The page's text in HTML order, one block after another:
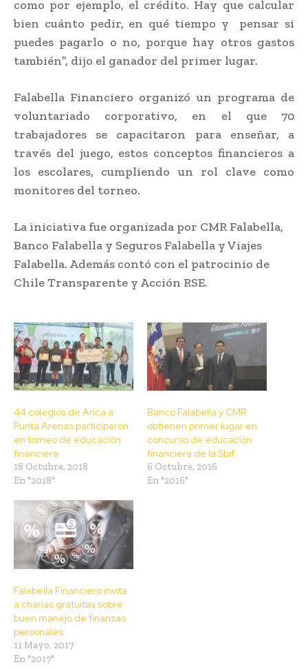
como por ejemplo, el crédito. Hay que calcular
bien cuánto pedir, en qué tiempo y pensar si
puedes pagarlo o no, porque hay otros gastos
también”, dijo el ganador del primer lugar.
Falabella Financiero organizó un programa de
voluntariado corporativo, en el que 70
trabajadores se capacitaron para enseñar, a
través del juego, estos conceptos financieros a
los escolares, cumpliendo un rol clave como
monitores del torneo.
La iniciativa fue organizada por CMR Falabella,
Banco Falabella y Seguros Falabella y Viajes
Falabella. Además contó con el patrocinio de
Chile Transparente y Acción RSE.
44 colegios de Arica a
Punta Arenas participaron
en torneo de educación
financiera
18 Octubre, 2018
En "2018"
Banco Falabella y CMR
obtienen primer lugar en
concurso de educación
financiera de la Sbif
6 Octubre, 2016
En "2016"
Falabella Financiero invita
a charlas gratuitas sobre
buen manejo de finanzas
personales
11 Mayo, 2017
En "2017"